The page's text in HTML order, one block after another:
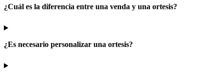
¿Cuál es la diferencia entre una venda y una ortesis?
¿Es necesario personalizar una ortesis?